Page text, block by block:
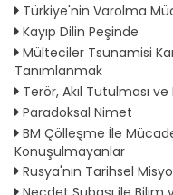
Türkiye'nin Varolma
Kayıp Dilin Peşinde
Mülteciler Tsunamisi
Tanımlanmak
Terör, Akıl Tutulması ve
Paradoksal Nimet
BM Çölleşme İle
Konuşulmayanlar
Rusya'nın Tarihsel